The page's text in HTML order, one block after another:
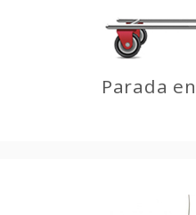
Parada